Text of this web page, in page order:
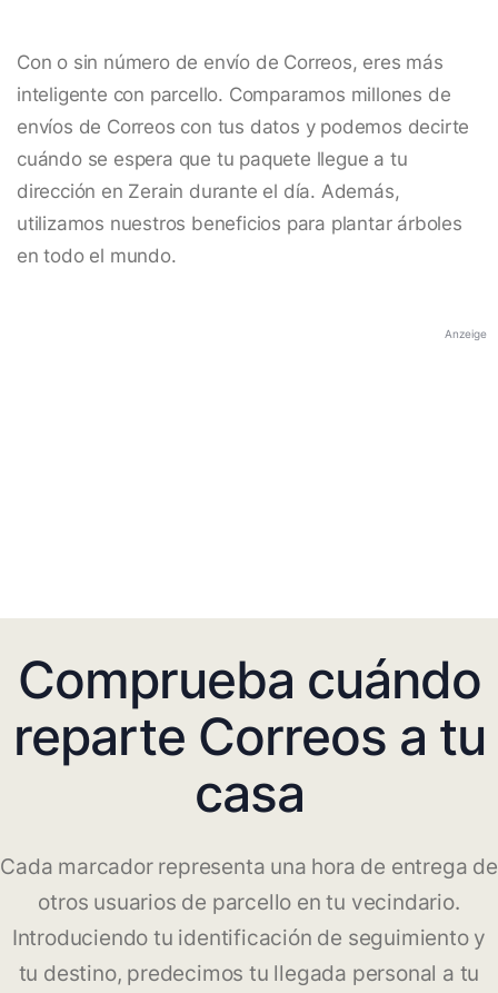
Con o sin número de envío de Correos, eres más
inteligente con parcello. Comparamos millones de
envíos de Correos con tus datos y podemos decirte
cuándo se espera que tu paquete llegue a tu
dirección en Zerain durante el día. Además,
utilizamos nuestros beneficios para plantar árboles
en todo el mundo.
Anzeige
Comprueba cuándo
reparte Correos a tu
casa
Cada marcador representa una hora de entrega de
otros usuarios de parcello en tu vecindario.
Introduciendo tu identificación de seguimiento y
tu destino, predecimos tu llegada personal a tu